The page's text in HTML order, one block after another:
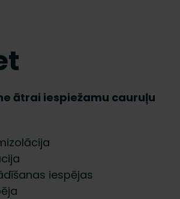
ātrai iespiežamu cauruļu
iespējas